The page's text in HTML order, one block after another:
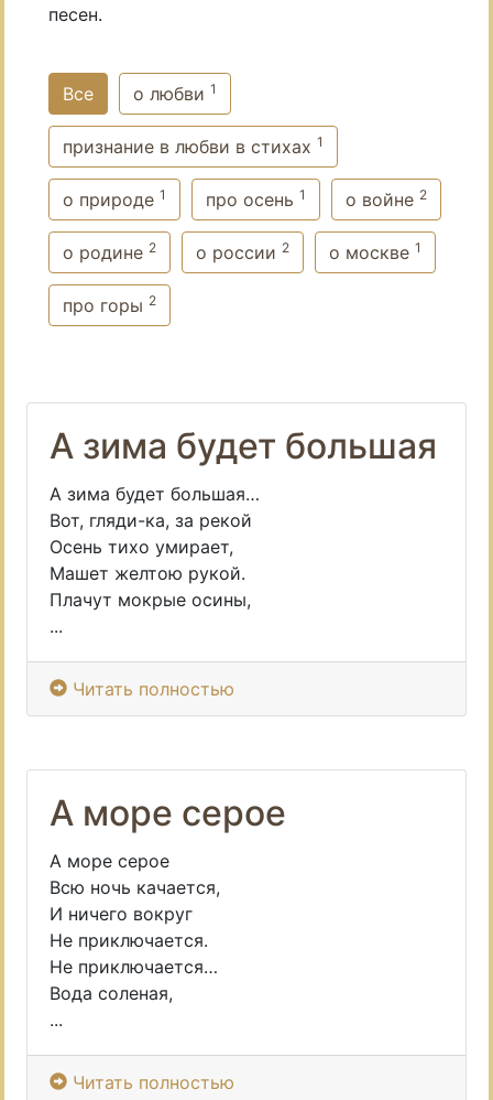
песен.
Все о любви 1
признание в любви в стихах 1
о природе 1 про осень 1 о войне 2
о родине 2 о россии 2 о москве 1
про горы 2
А зима будет большая
А зима будет большая…
Вот, гляди-ка, за рекой
Осень тихо умирает,
Машет желтою рукой.
Плачут мокрые осины,
...
Читать полностью
А море серое
А море серое
Всю ночь качается,
И ничего вокруг
Не приключается.
Не приключается…
Вода соленая,
...
Читать полностью